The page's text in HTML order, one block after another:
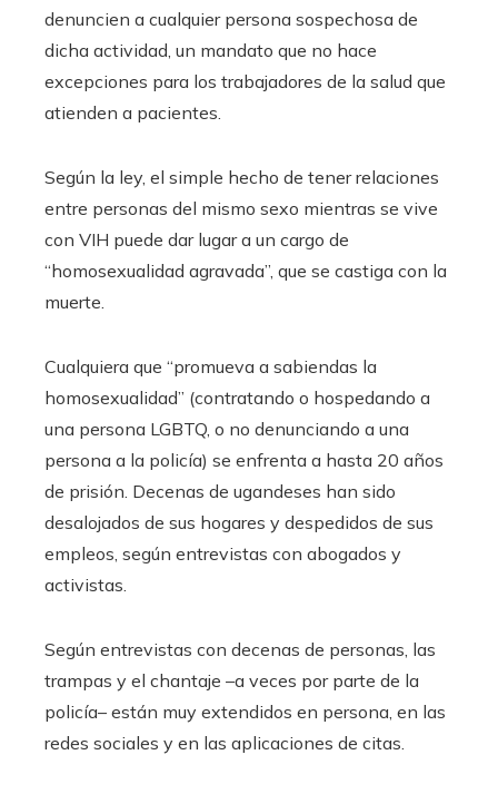
denuncien a cualquier persona sospechosa de
dicha actividad, un mandato que no hace
excepciones para los trabajadores de la salud que
atienden a pacientes.
Según la ley, el simple hecho de tener relaciones
entre personas del mismo sexo mientras se vive
con VIH puede dar lugar a un cargo de
“homosexualidad agravada”, que se castiga con la
muerte.
Cualquiera que “promueva a sabiendas la
homosexualidad” (contratando o hospedando a
una persona LGBTQ, o no denunciando a una
persona a la policía) se enfrenta a hasta 20 años
de prisión. Decenas de ugandeses han sido
desalojados de sus hogares y despedidos de sus
empleos, según entrevistas con abogados y
activistas.
Según entrevistas con decenas de personas, las
trampas y el chantaje –a veces por parte de la
policía– están muy extendidos en persona, en las
redes sociales y en las aplicaciones de citas.